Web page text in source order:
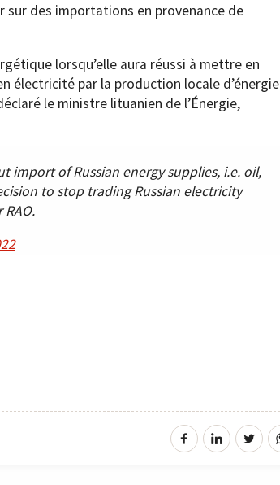
sur des importations en provenance de
lorsqu’elle aura réussi à mettre en
électricité par la production locale d’énergie
le ministre lituanien de l’Énergie,
import of Russian energy supplies, i.e. oil,
to stop trading Russian electricity